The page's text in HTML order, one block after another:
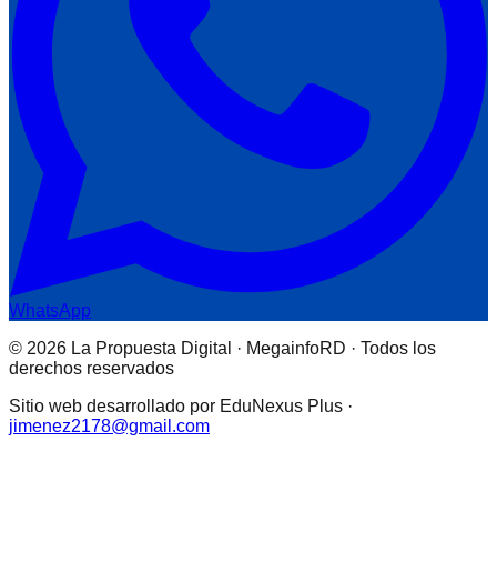
WhatsApp
© 2026 La Propuesta Digital · MegainfoRD · Todos los
derechos reservados
Sitio web desarrollado por EduNexus Plus ·
jimenez2178@gmail.com